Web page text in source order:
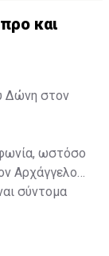
και
Δώνη στον
ωστόσο
Αρχάγγελο
σύντομα